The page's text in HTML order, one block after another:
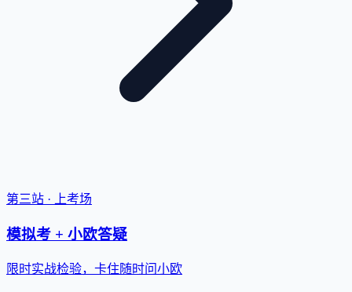
第三站 · 上考场
模拟考 + 小欧答疑
限时实战检验，卡住随时问小欧